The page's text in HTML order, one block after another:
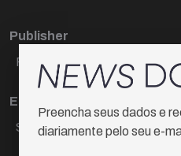
Publisher
Paulo Cesar de Oliveira
Editora Chefe
Sueli Cotta
Preencha seus dados e
diariamente pelo seu e-